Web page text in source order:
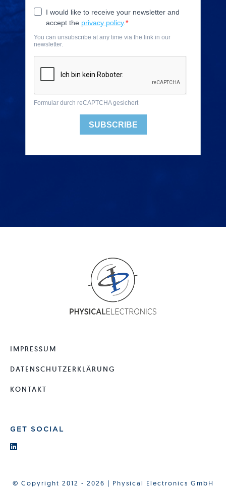
IMPRESSUM
DATENSCHUTZERKLÄRUNG
KONTAKT
GET SOCIAL
© Copyright 2012 - 2026 | Physical Electronics GmbH